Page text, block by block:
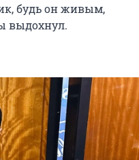
будь он живым,
выдохнул.